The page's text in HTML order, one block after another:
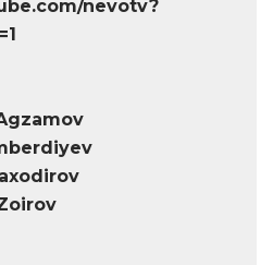
nevotv?